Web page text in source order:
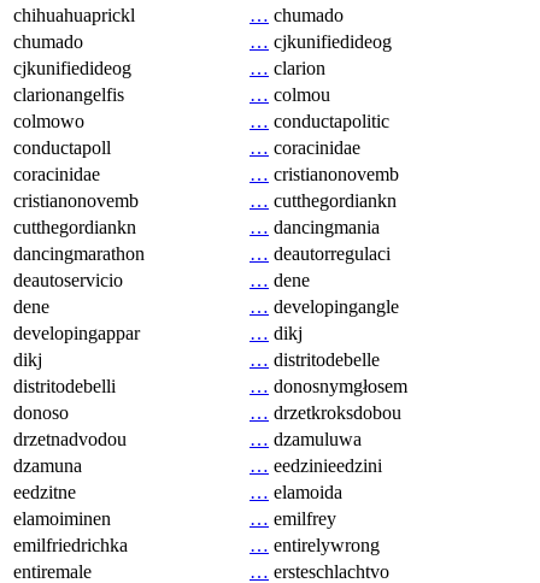
chihuahuaprickl
… chumado
chumado
… cjkunifiedideog
cjkunifiedideog
… clarion
clarionangelfis
… colmou
colmowo
… conductapolitic
conductapoll
… coracinidae
coracinidae
… cristianonovemb
cristianonovemb
… cutthegordiankn
cutthegordiankn
… dancingmania
dancingmarathon
… deautorregulaci
deautoservicio
… dene
dene
… developingangle
developingappar
… dikj
dikj
… distritodebelle
distritodebelli
… donosnymgłosem
donoso
… drzetkroksdobou
drzetnadvodou
… dzamuluwa
dzamuna
… eedzinieedzini
eedzitne
… elamoida
elamoiminen
… emilfrey
emilfriedrichka
… entirelywrong
entiremale
… ersteschlachtvo